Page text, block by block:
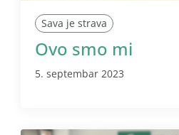
Sava je strava
Ovo smo mi
5. septembar 2023